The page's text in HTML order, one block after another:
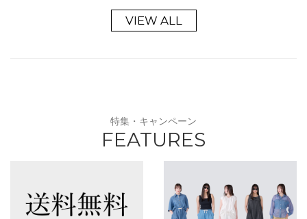
VIEW ALL
特集・キャンペーン
FEATURES